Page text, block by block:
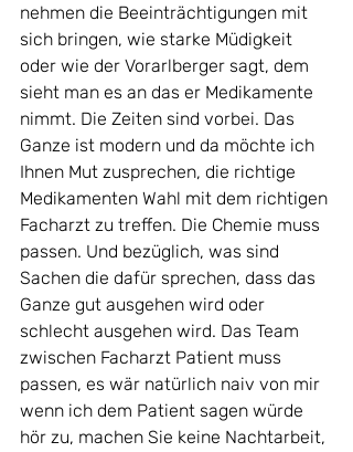
nehmen die Beeinträchtigungen mit
sich bringen, wie starke Müdigkeit
oder wie der Vorarlberger sagt, dem
sieht man es an das er Medikamente
nimmt. Die Zeiten sind vorbei. Das
Ganze ist modern und da möchte ich
Ihnen Mut zusprechen, die richtige
Medikamenten Wahl mit dem richtigen
Facharzt zu treffen. Die Chemie muss
passen. Und bezüglich, was sind
Sachen die dafür sprechen, dass das
Ganze gut ausgehen wird oder
schlecht ausgehen wird. Das Team
zwischen Facharzt Patient muss
passen, es wär natürlich naiv von mir
wenn ich dem Patient sagen würde
hör zu, machen Sie keine Nachtarbeit,